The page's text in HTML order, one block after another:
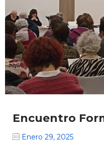
Encuentro
Enero 29, 2025